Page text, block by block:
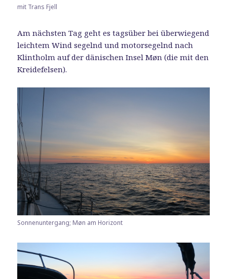
mit Trans Fjell
Am nächsten Tag geht es tagsüber bei überwiegend
leichtem Wind segelnd und motorsegelnd nach
Klintholm auf der dänischen Insel Møn (die mit den
Kreidefelsen).
Sonnenuntergang; Møn am Horizont